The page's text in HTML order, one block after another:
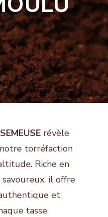
révèle
torréfaction
Riche en
il offre
et
tasse.